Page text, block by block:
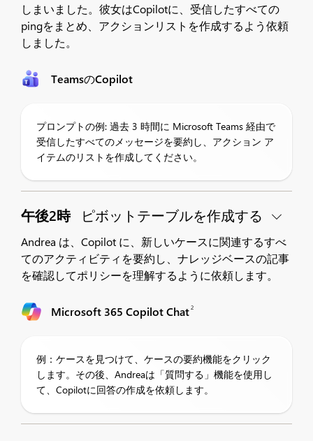
しまいました。彼女はCopilotに、受信したすべての
pingをまとめ、アクションリストを作成するよう依頼
しました。
TeamsのCopilot
プロンプトの例: 過去 3 時間に Microsoft Teams 経由で
受信したすべてのメッセージを要約し、アクション ア
イテムのリストを作成してください。
午後2時 ピボットテーブルを作成する
Andrea は、Copilot に、新しいケースに関連するすべ
てのアクティビティを要約し、ナレッジベースの記事
を確認してポリシーを理解するように依頼します。
Microsoft 365 Copilot Chat2
例：ケースを見つけて、ケースの要約機能をクリック
します。その後、Andreaは「質問する」機能を使用し
て、Copilotに回答の作成を依頼します。